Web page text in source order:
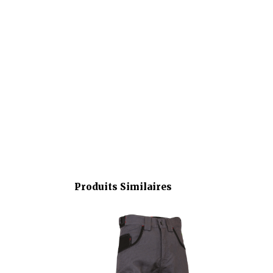
Produits Similaires